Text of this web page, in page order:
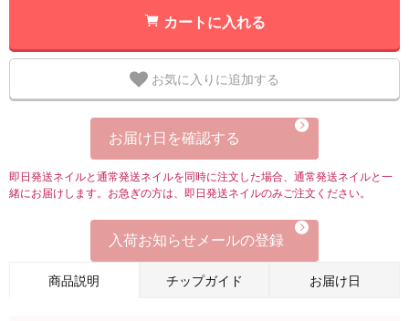
カートに入れる
お気に入りに追加する
お届け日を確認する
即日発送ネイルと通常発送ネイルを同時に注文した場合、通常発送ネイルと一
緒にお届けします。お急ぎの方は、即日発送ネイルのみご注文ください。
入荷お知らせメールの登録
商品説明 チップガイド お届け日